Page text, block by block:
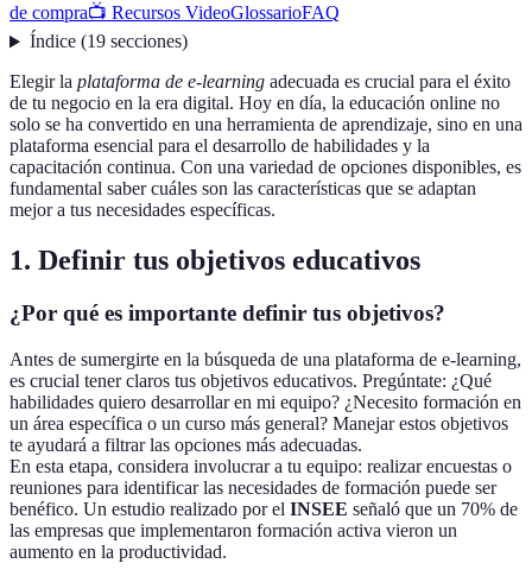
de compra📺 Recursos VideoGlossarioFAQ
Índice(19 secciones)
Elegir la plataforma de e-learning adecuada es crucial para el éxito
de tu negocio en la era digital. Hoy en día, la educación online no
solo se ha convertido en una herramienta de aprendizaje, sino en una
plataforma esencial para el desarrollo de habilidades y la
capacitación continua. Con una variedad de opciones disponibles, es
fundamental saber cuáles son las características que se adaptan
mejor a tus necesidades específicas.
1. Definir tus objetivos educativos
¿Por qué es importante definir tus objetivos?
Antes de sumergirte en la búsqueda de una plataforma de e-learning,
es crucial tener claros tus objetivos educativos. Pregúntate: ¿Qué
habilidades quiero desarrollar en mi equipo? ¿Necesito formación en
un área específica o un curso más general? Manejar estos objetivos
te ayudará a filtrar las opciones más adecuadas.
En esta etapa, considera involucrar a tu equipo: realizar encuestas o
reuniones para identificar las necesidades de formación puede ser
benéfico. Un estudio realizado por el INSEE señaló que un 70% de
las empresas que implementaron formación activa vieron un
aumento en la productividad.